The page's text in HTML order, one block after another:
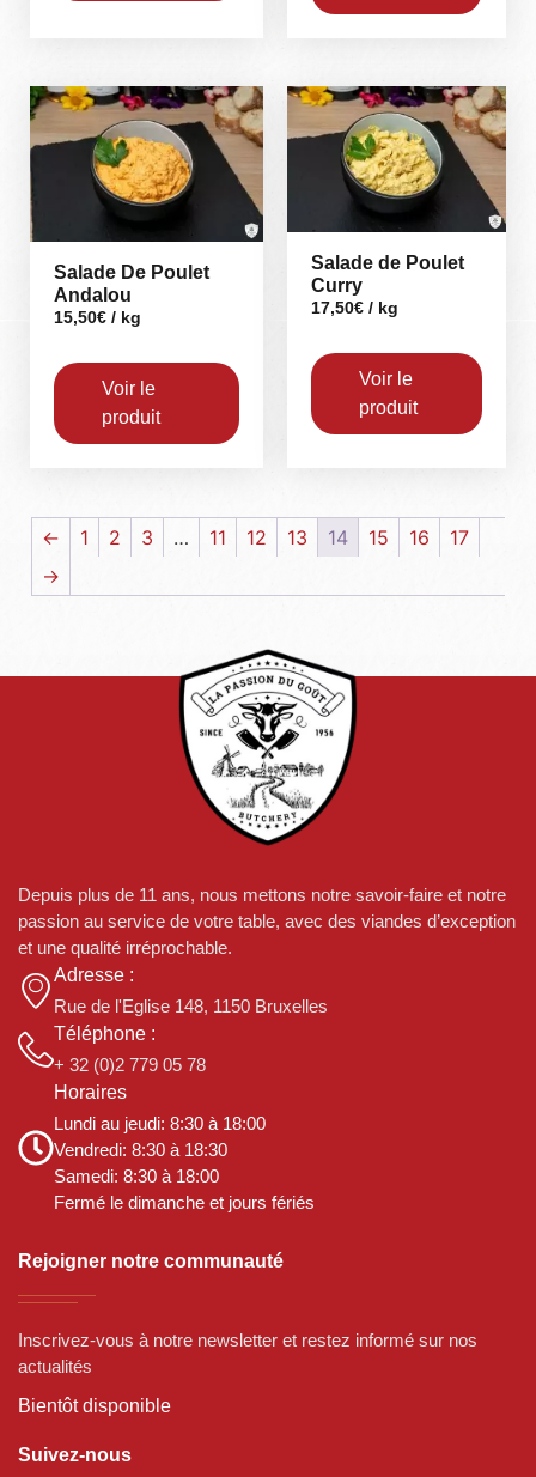
Salade De Poulet
Andalou
15,50€ / kg
Voir le
produit
Salade de Poulet
Curry
17,50€ / kg
Voir le
produit
← 1 2 3 … 11 12 13 14 15 16
17
→
Depuis plus de 11 ans, nous mettons notre savoir-faire et notre
passion au service de votre table, avec des viandes d’exception
et une qualité irréprochable.
Adresse :
Rue de l'Eglise 148, 1150 Bruxelles
Téléphone :
+ 32 (0)2 779 05 78
Horaires
Lundi au jeudi: 8:30 à 18:00
Vendredi: 8:30 à 18:30
Samedi: 8:30 à 18:00
Fermé le dimanche et jours fériés
Rejoigner notre communauté
Inscrivez-vous à notre newsletter et restez informé sur nos
actualités
Bientôt disponible
Suivez-nous